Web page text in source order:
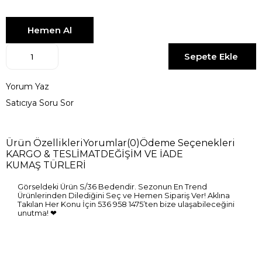
Yorum Yaz
Satıcıya Soru Sor
Ürün ÖzellikleriYorumlar(0)Ödeme Seçenekleri
KARGO & TESLİMAT DEĞİŞİM VE İADE
KUMAŞ TÜRLERİ
Görseldeki Ürün S/36 Bedendir. Sezonun En Trend
Ürünlerinden Dilediğini Seç ve Hemen Sipariş Ver! Aklına
Takılan Her Konu İçin 536 958 1475’ten bize ulaşabileceğini
unutma! ❤